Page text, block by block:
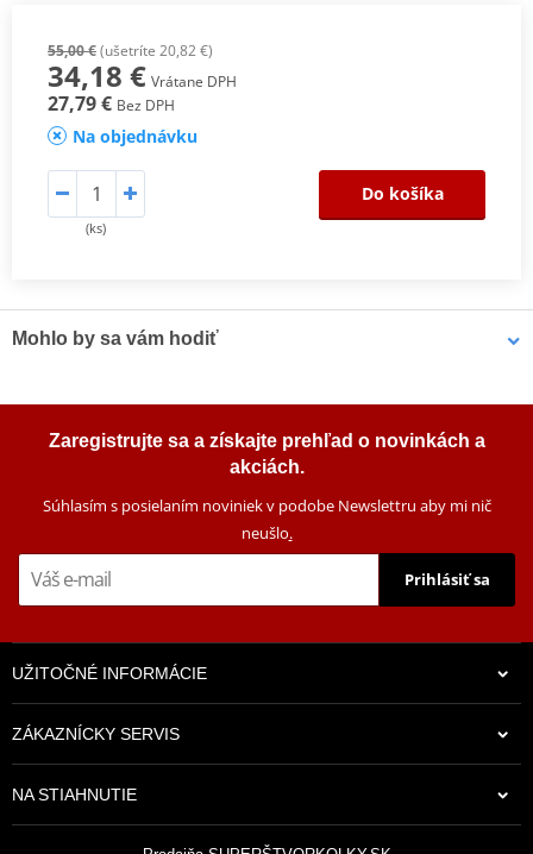
55,00 €(ušetríte 20,82 €)
34,18 € Vrátane DPH
27,79 € Bez DPH
Na objednávku
(ks)
Do košíka
Mohlo by sa vám hodiť
Zaregistrujte sa a získajte prehľad o novinkách a
akciách.
Súhlasím s posielaním noviniek v podobe Newslettru aby mi nič
neušlo.
Prihlásiť sa
UŽITOČNÉ INFORMÁCIE
ZÁKAZNÍCKY SERVIS
NA STIAHNUTIE